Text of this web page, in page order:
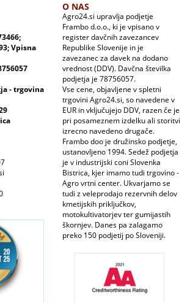
Vpisna
- trgovina
O NAS
Agro24.si upravlja podjetje
Frambo d.o.o., ki je vpisano v
register davčnih zavezancev
Republike Slovenije in je
zavezanec za davek na dodano
vrednost (DDV). Davčna številka
podjetja je 78756057.
Vse cene, objavljene v spletni
trgovini Agro24.si, so navedene v
EUR in vključujejo DDV, razen če je
pri posameznem izdelku ali storitvi
izrecno navedeno drugače.
Frambo doo je družinsko podjetje,
ustanovljeno 1994. Sedež podjetja
je v industrijski coni Slovenka
Bistrica, kjer imamo tudi trgovino -
Agro vrtni center. Ukvarjamo se
tudi z veleprodajo rezervnih delov
kmetijskih priključkov,
motokultivatorjev ter gumijastih
škornjev. Danes pa zalagamo
preko 150 podjetij po Sloveniji.